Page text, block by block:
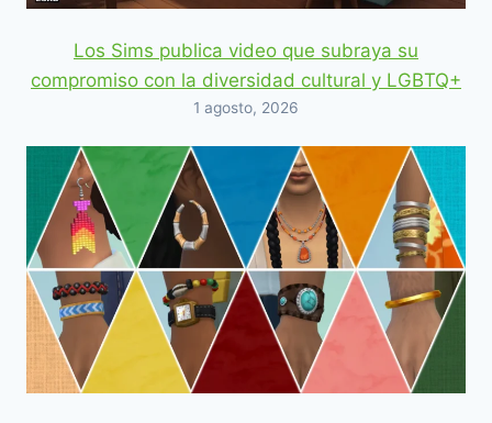
Los Sims publica video que subraya su
compromiso con la diversidad cultural y LGBTQ+
1 agosto, 2026